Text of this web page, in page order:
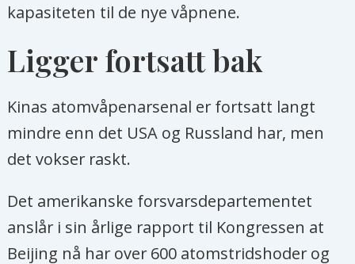
kapasiteten til de nye våpnene.
Ligger fortsatt bak
Kinas atomvåpenarsenal er fortsatt langt
mindre enn det USA og Russland har, men
det vokser raskt.
Det amerikanske forsvarsdepartementet
anslår i sin årlige rapport til Kongressen at
Beijing nå har over 600 atomstridshoder og